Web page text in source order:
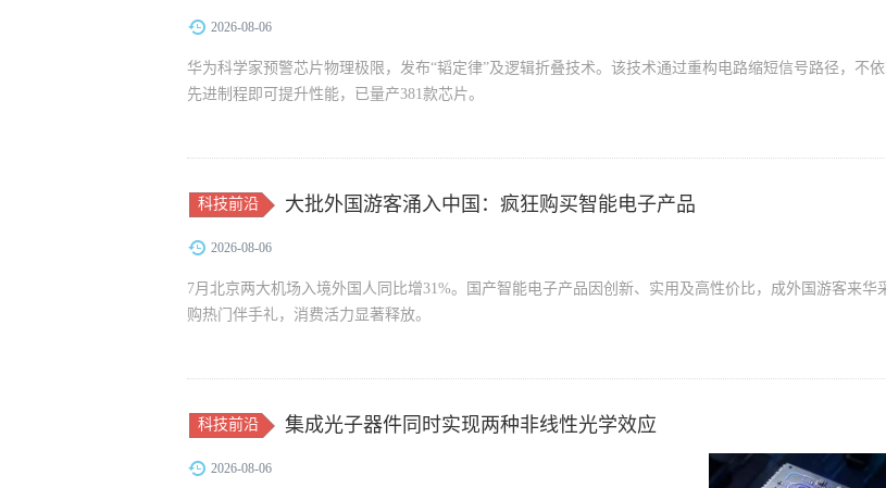
2026-08-06
华为科学家预警芯片物理极限，发布“韬定律”及逻辑折叠技术。该技术通过重构电路缩短信号路径，不
先进制程即可提升性能，已量产381款芯片。
科技前沿 大批外国游客涌入中国：疯狂购买智能电子产品
2026-08-06
7月北京两大机场入境外国人同比增31%。国产智能电子产品因创新、实用及高性价比，成外国游客来华
购热门伴手礼，消费活力显著释放。
科技前沿 集成光子器件同时实现两种非线性光学效应
2026-08-06